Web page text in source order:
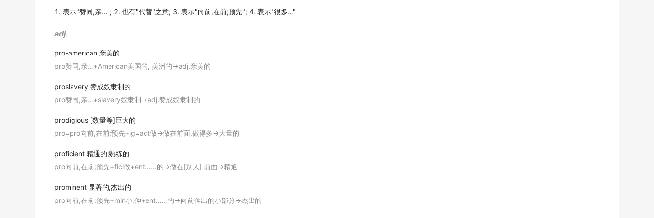
期刊摘选
Their
《简明英汉词典》
为什么你要把你那些酒肉朋友带到这里来 呢 ?
辞典例句
At a stroke, we would know who was
这样我们一下子就能知道谁在恣意挥霍公司钱财,而谁节俭吝啬.
期刊摘选
This young man had all the inclination to be aprofligate
这个青年完全有可能成为十足的浪子.
《现代汉英综合大词典》
profligate
1. 表示"赞同,亲…"; 2. 也有"代替"之意; 3. 表示"向前,在前;预先"; 4. 表示"很多…"
adj.
pro-american 亲美的
pro赞同,亲…+American美国的, 美洲的→adj.亲美的
proslavery 赞成奴隶制的
pro赞同,亲…+slavery奴隶制→adj.赞成奴隶制的
prodigious [数量等]巨大的
pro=pro向前,在前;预先+ig=act做→做在前面,做得多→大量的
proficient 精通的;熟练的
pro向前,在前;预先+fici做+ent……的→做在[别人] 前面→精通
prominent 显著的,杰出的
pro向前,在前;预先+min小,伸+ent……的→向前伸出的小部分→杰出的